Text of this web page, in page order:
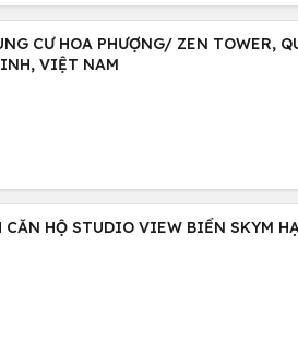
CƯ HOA PHƯỢNG/ ZEN TOWER,
VIỆT NAM
HỘ STUDIO VIEW BIỂN SKYM